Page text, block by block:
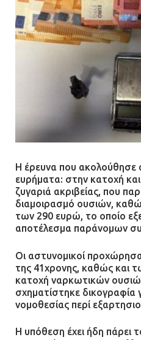
Μάνδρα
09.07.2026 | 11:12
Φωτιά σε
09.07.2026 | 09:19
Δίωξη για
08.07.2026 | 22:30
Ομαδικός
Α.Τ.
πρότεινε
08.07.2026 | 16:24
Ο δήμαρχος
τους
Η έρευνα που ακολούθησε
ευρήματα: στην κατοχή
ζυγαριά ακριβείας, που
διαμοιρασμό ουσιών,
των 290 ευρώ, το οποίο
αποτέλεσμα παράνομων
Οι αστυνομικοί
της 41χρονης, καθώς και
κατοχή ναρκωτικών
σχηματίστηκε δικογραφία
νομοθεσίας περί
Η υπόθεση έχει ήδη πάρει